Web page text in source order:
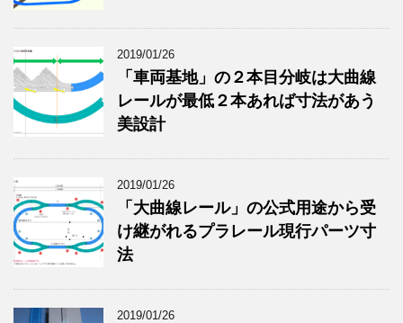
2019/01/26
「車両基地」の２本目分岐は大曲線
レールが最低２本あれば寸法があう
美設計
2019/01/26
「大曲線レール」の公式用途から受
け継がれるプラレール現行パーツ寸
法
2019/01/26